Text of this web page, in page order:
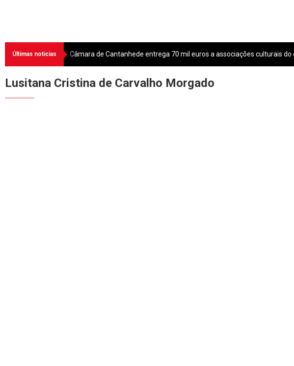
Últimas noticias Câmara de Cantanhede entrega 70 mil euros a associações culturais do
Lusitana Cristina de Carvalho Morgado